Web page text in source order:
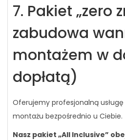
7. Pakiet „zero
zabudowa
montażem w
dopłatą)
Oferujemy profesjonalną
montażu bezpośrednio u Ciebie.
Nasz pakiet „All Inclusive”